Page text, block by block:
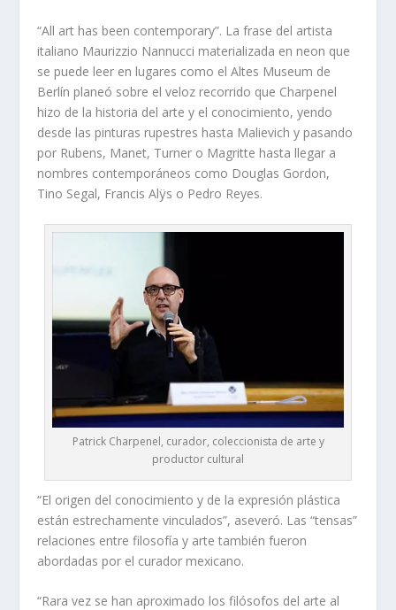
“All art has been contemporary”. La frase del artista
italiano Maurizzio Nannucci materializada en neon que
se puede leer en lugares como el Altes Museum de
Berlín planeó sobre el veloz recorrido que Charpenel
hizo de la historia del arte y el conocimiento, yendo
desde las pinturas rupestres hasta Malievich y pasando
por Rubens, Manet, Turner o Magritte hasta llegar a
nombres contemporáneos como Douglas Gordon,
Tino Segal, Francis Alÿs o Pedro Reyes.
Patrick Charpenel, curador, coleccionista de arte y
productor cultural
“El origen del conocimiento y de la expresión plástica
están estrechamente vinculados”, aseveró. Las “tensas”
relaciones entre filosofía y arte también fueron
abordadas por el curador mexicano.
“Rara vez se han aproximado los filósofos del arte al